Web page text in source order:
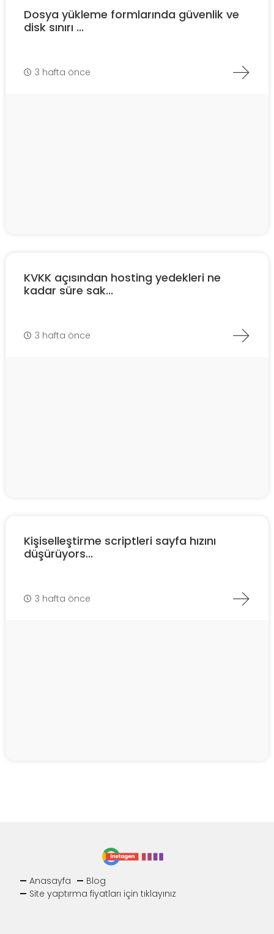
Dosya yükleme formlarında güvenlik ve
disk sınırı ...
3 hafta önce
KVKK açısından hosting yedekleri ne
kadar süre sak...
3 hafta önce
Kişiselleştirme scriptleri sayfa hızını
düşürüyors...
3 hafta önce
Anasayfa
Blog
Site yaptırma fiyatları için tıklayınız